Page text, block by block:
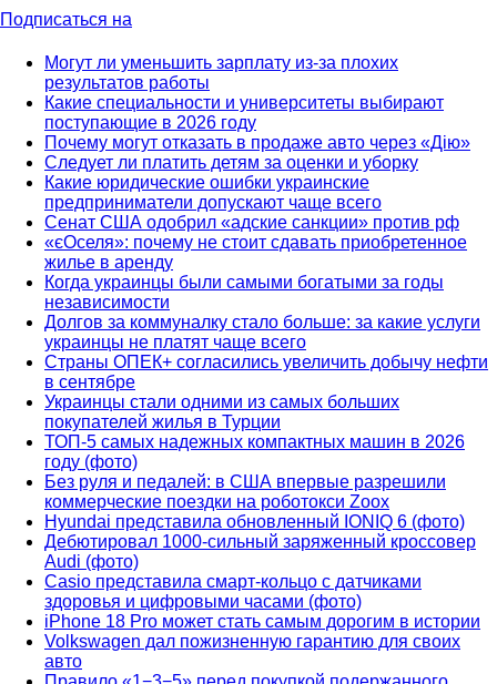
Подписаться на
Могут ли уменьшить зарплату из-за плохих
результатов работы
Какие специальности и университеты выбирают
поступающие в 2026 году
Почему могут отказать в продаже авто через «Дію»
Следует ли платить детям за оценки и уборку
Какие юридические ошибки украинские
предприниматели допускают чаще всего
Сенат США одобрил «адские санкции» против рф
«єОселя»: почему не стоит сдавать приобретенное
жилье в аренду
Когда украинцы были самыми богатыми за годы
независимости
Долгов за коммуналку стало больше: за какие услуги
украинцы не платят чаще всего
Страны ОПЕК+ согласились увеличить добычу нефти
в сентябре
Украинцы стали одними из самых больших
покупателей жилья в Турции
ТОП-5 самых надежных компактных машин в 2026
году (фото)
Без руля и педалей: в США впервые разрешили
коммерческие поездки на роботокси Zoox
Hyundai представила обновленный IONIQ 6 (фото)
Дебютировал 1000-сильный заряженный кроссовер
Audi (фото)
Casio представила смарт-кольцо с датчиками
здоровья и цифровыми часами (фото)
iPhone 18 Pro может стать самым дорогим в истории
Volkswagen дал пожизненную гарантию для своих
авто